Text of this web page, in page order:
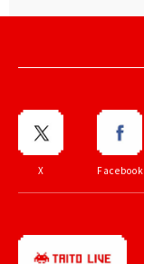
X Facebook